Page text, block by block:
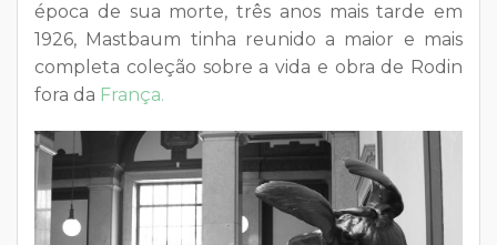
época de sua morte, três anos mais tarde em
1926, Mastbaum tinha reunido a maior e mais
completa coleção sobre a vida e obra de Rodin
fora da França.